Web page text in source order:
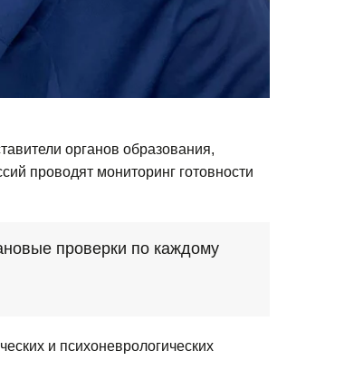
органов образования,
проводят мониторинг готовности
проверки по каждому
и психоневрологических